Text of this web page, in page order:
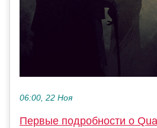
06:00, 22 Ноя
Первые подробности о